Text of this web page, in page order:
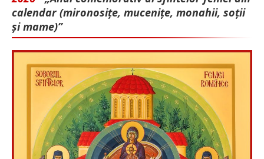
calendar (mironosițe, mu­cenițe, monahii, soții
și mame)”